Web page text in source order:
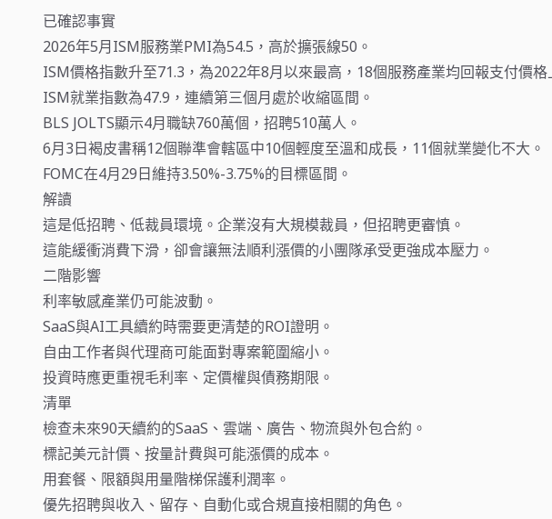
已確認事實
2026年5月ISM服務業PMI為54.5，高於擴張線50。
ISM價格指數升至71.3，為2022年8月以來最高，18個服務產業均回報支付價格
ISM就業指數為47.9，連續第三個月處於收縮區間。
BLS JOLTS顯示4月職缺760萬個，招聘510萬人。
6月3日褐皮書稱12個聯準會轄區中10個輕度至溫和成長，11個就業變化不大。
FOMC在4月29日維持3.50%-3.75%的目標區間。
解讀
這是低招聘、低裁員環境。企業沒有大規模裁員，但招聘更審慎。
這能緩衝消費下滑，卻會讓無法順利漲價的小團隊承受更強成本壓力。
二階影響
利率敏感產業仍可能波動。
SaaS與AI工具續約時需要更清楚的ROI證明。
自由工作者與代理商可能面對專案範圍縮小。
投資時應更重視毛利率、定價權與債務期限。
清單
檢查未來90天續約的SaaS、雲端、廣告、物流與外包合約。
標記美元計價、按量計費與可能漲價的成本。
用套餐、限額與用量階梯保護利潤率。
優先招聘與收入、留存、自動化或合規直接相關的角色。